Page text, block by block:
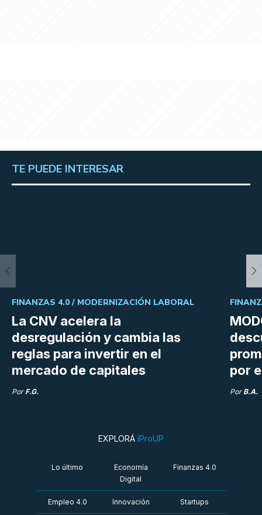
TE PUEDE INTERESAR
La CNV acelera la
desregulación y cambia las
reglas para invertir en el
mercado de capitales
FINANZAS 4.0 / MODERNIZACIÓN LABORAL
Por F.G.
por
Por B.A.
EXPLORÁ iProUP
Lo último
Economía
Digital
Finanzas 4.0
Empleo 4.0 Innovación Startups